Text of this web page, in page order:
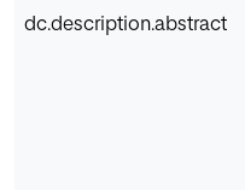
dc.description.abstract